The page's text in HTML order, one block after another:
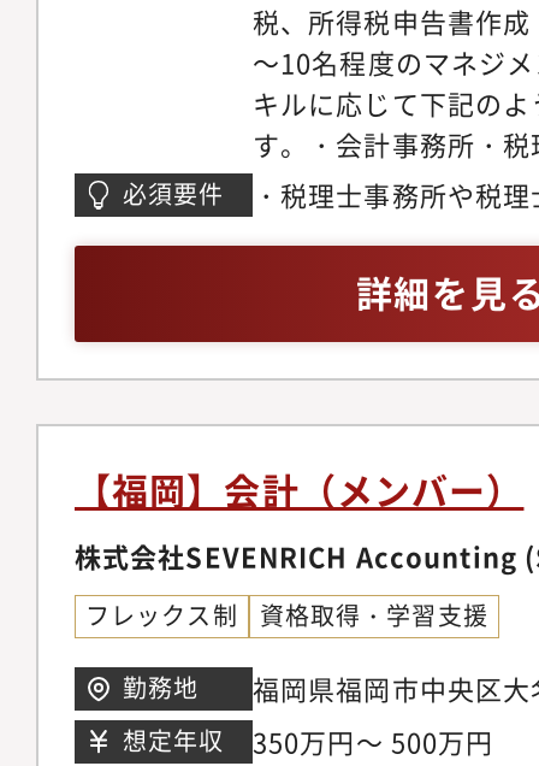
税、所得税申告書作
～10名程度のマネジ
キルに応じて下記の
す。・会計事務所・
税務コンサルティン
スタートアップ企業
本政策、IPO準備等
バックオフィスの経
金・補助金・事業計
イアントを2-3名体制
そのため多くの事例
た、業務の進め方に
【魅力ポイント】◆将
できます・小規模な
の裁量をお渡ししま
理、採用意思決定等
張させ、早い段階か
ります・メンバー5-
必須要件
・税理士事務所や税
申告書を作成できる
詳細を見
【福岡】会計（メンバー）
株式会社SEVENRICH Accounting
フレックス制 資格取得・学習支援
勤務地 福岡県福岡市中央区
想定年収 350万円～ 500万円